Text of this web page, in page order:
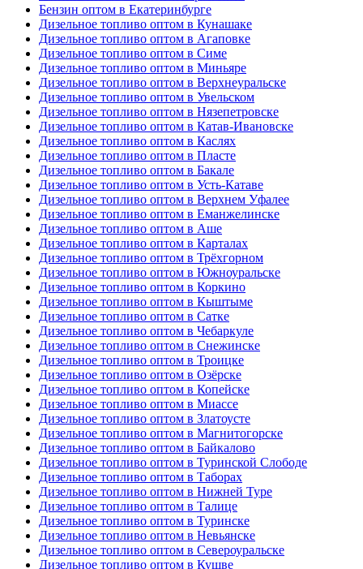
Бензин оптом в Екатеринбурге
Дизельное топливо оптом в Кунашаке
Дизельное топливо оптом в Агаповке
Дизельное топливо оптом в Симе
Дизельное топливо оптом в Миньяре
Дизельное топливо оптом в Верхнеуральске
Дизельное топливо оптом в Увельском
Дизельное топливо оптом в Нязепетровске
Дизельное топливо оптом в Катав-Ивановске
Дизельное топливо оптом в Каслях
Дизельное топливо оптом в Пласте
Дизельное топливо оптом в Бакале
Дизельное топливо оптом в Усть-Катаве
Дизельное топливо оптом в Верхнем Уфалее
Дизельное топливо оптом в Еманжелинске
Дизельное топливо оптом в Аше
Дизельное топливо оптом в Карталах
Дизельное топливо оптом в Трёхгорном
Дизельное топливо оптом в Южноуральске
Дизельное топливо оптом в Коркино
Дизельное топливо оптом в Кыштыме
Дизельное топливо оптом в Сатке
Дизельное топливо оптом в Чебаркуле
Дизельное топливо оптом в Снежинске
Дизельное топливо оптом в Троицке
Дизельное топливо оптом в Озёрске
Дизельное топливо оптом в Копейске
Дизельное топливо оптом в Миассе
Дизельное топливо оптом в Златоусте
Дизельное топливо оптом в Магнитогорске
Дизельное топливо оптом в Байкалово
Дизельное топливо оптом в Туринской Слободе
Дизельное топливо оптом в Таборах
Дизельное топливо оптом в Нижней Туре
Дизельное топливо оптом в Талице
Дизельное топливо оптом в Туринске
Дизельное топливо оптом в Невьянске
Дизельное топливо оптом в Североуральске
Дизельное топливо оптом в Кушве